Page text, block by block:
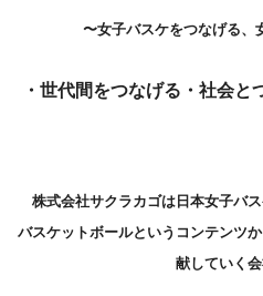
〜女子バスケをつなげる、
・世代間をつなげる ・社会
株式会社サクラカゴは日本女子バ
バスケットボールというコンテンツ
献していく会